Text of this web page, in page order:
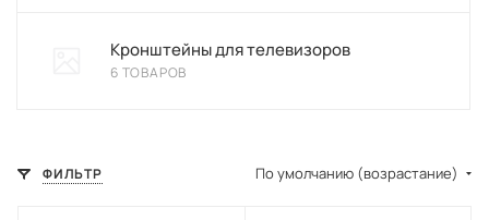
Кронштейны для телевизоров
6 ТОВАРОВ
ФИЛЬТР По умолчанию (возрастание)